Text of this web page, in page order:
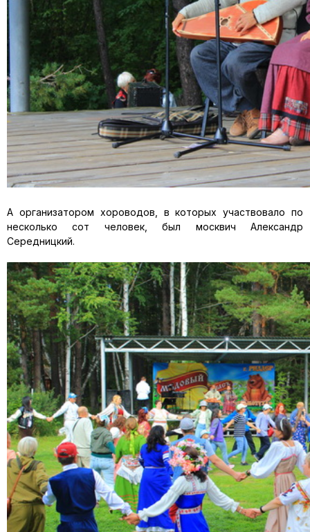
А организатором хороводов, в которых участвовало по
несколько сот человек, был москвич Александр
Середницкий.